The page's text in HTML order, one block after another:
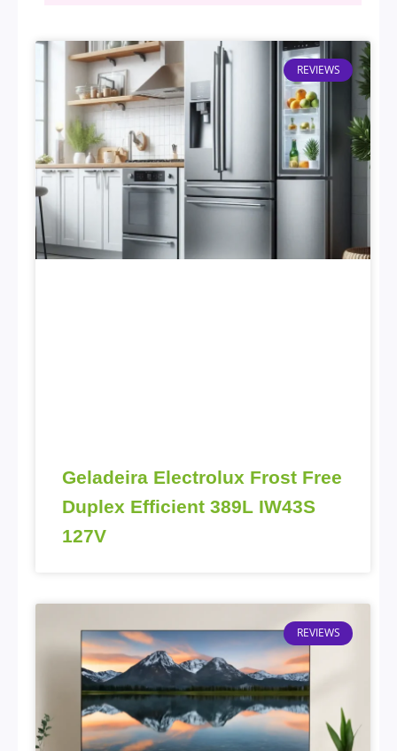
REVIEWS
Geladeira Electrolux Frost Free
Duplex Efficient 389L IW43S
127V
REVIEWS